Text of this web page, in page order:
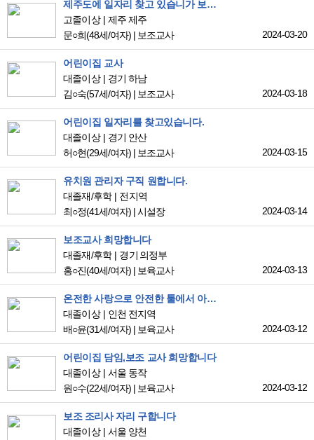
제주도에 일자리 찾고 있습니가 보육하기를 희망합니다
고졸이상
제주 제주
문○희(48세/여자) | 보조교사 2024-03-20
어린이집 교사
대졸이상
경기 하남
김○숙(57세/여자) | 보조교사 2024-03-18
어린이집 일자리를 찾고있습니다.
대졸이상
경기 안산
허○현(29세/여자) | 보조교사 2024-03-15
유치원 관리자 구직 원합니다.
대졸재/후학
전지역
최○정(41세/여자) |시설장 2024-03-14
보조교사 희망합니다
대졸재/후학
경기 의정부
홍○진(40세/여자) | 보육교사 2024-03-13
온전한 사랑으로 안전한 툴에서 아이들을 보육하고싶은 교사가 되고싶습니다.
대졸이상
인천 전지역
배○윤(31세/여자) | 보육교사 2024-03-12
어린이집 담임,보조 교사 희망합니다
대졸이상
서울 동작
원○수(22세/여자) | 보육교사 2024-03-12
보조 조리사 자리 구합니다
대졸이상
서울 양천